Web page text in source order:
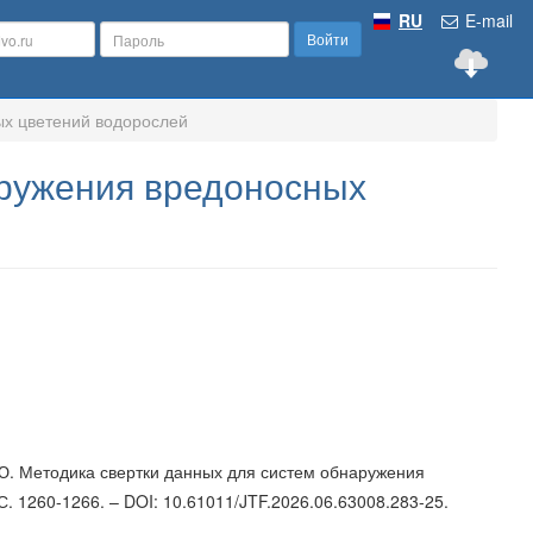
E-mail
RU
Войти
цветений водорослей
вредоносных
свертки данных для систем обнаружения
1260-1266. – DOI: 10.61011/JTF.2026.06.63008.283-25.